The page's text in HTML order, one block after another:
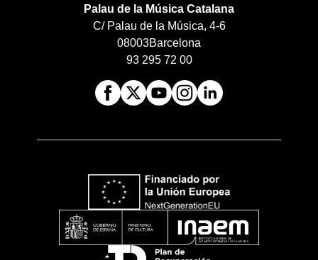
Palau de la Música Catalana
C/ Palau de la Música, 4-6
08003Barcelona
93 295 72 00